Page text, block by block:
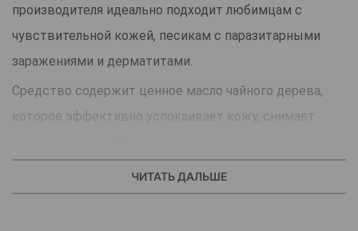
производителя идеально подходит любимцам с
чувствительной кожей, песикам с паразитарными
заражениями и дерматитами.
Средство содержит ценное масло чайного дерева,
которое эффективно успокаивает кожу, снимает
Преимущества:
ЧИТАТЬ ДАЛЬШЕ